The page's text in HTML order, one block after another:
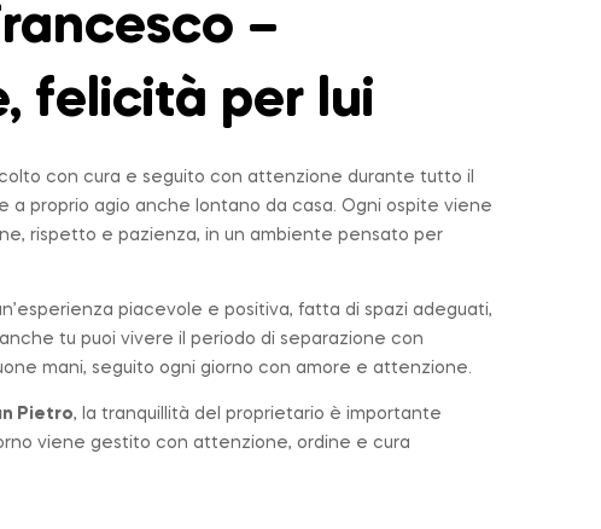
–
felicità per lui
con cura e seguito con attenzione durante tutto il
a proprio agio anche lontano da casa. Ogni ospite viene
rispetto e pazienza, in un ambiente pensato per
piacevole e positiva, fatta di spazi adeguati,
tu puoi vivere il periodo di separazione con
mani, seguito ogni giorno con amore e attenzione.
Pietro, la tranquillità del proprietario è importante
viene gestito con attenzione, ordine e cura